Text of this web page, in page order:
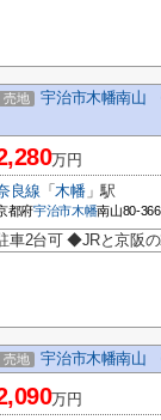
売地 宇治市木幡南山
万円
良線 「木幡 」駅
都府宇治市木幡南山80-366
2台可 ◆JRと京阪
売地 宇治市木幡南山
万円